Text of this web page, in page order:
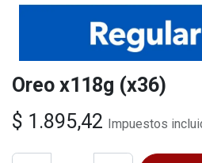
Oreo x118g (x36)
$ 1.895,42 Impuestos